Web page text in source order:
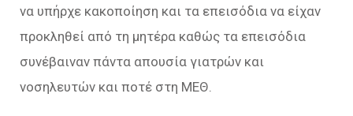
να υπήρχε κακοποίηση και τα επεισόδια να είχαν
προκληθεί από τη μητέρα καθώς τα επεισόδια
συνέβαιναν πάντα απουσία γιατρών και
νοσηλευτών και ποτέ στη ΜΕΘ.